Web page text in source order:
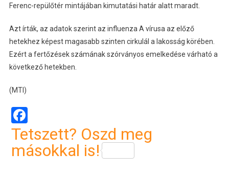
Ferenc-repülőtér mintájában kimutatási határ alatt maradt.
Azt írták, az adatok szerint az influenza A vírusa az előző
hetekhez képest magasabb szinten cirkulál a lakosság körében.
Ezért a fertőzések számának szórványos emelkedése várható a
következő hetekben.
(MTI)
Facebook
Tetszett? Oszd meg
másokkal is!